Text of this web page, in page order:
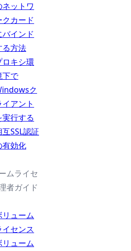
ネットワ
クカード
バインド
る方法
ロキシ環
下で
ク
イアント
実行する
互SSL認証
有効化
ムライセ
者ガイド
リューム
イセンス
リューム